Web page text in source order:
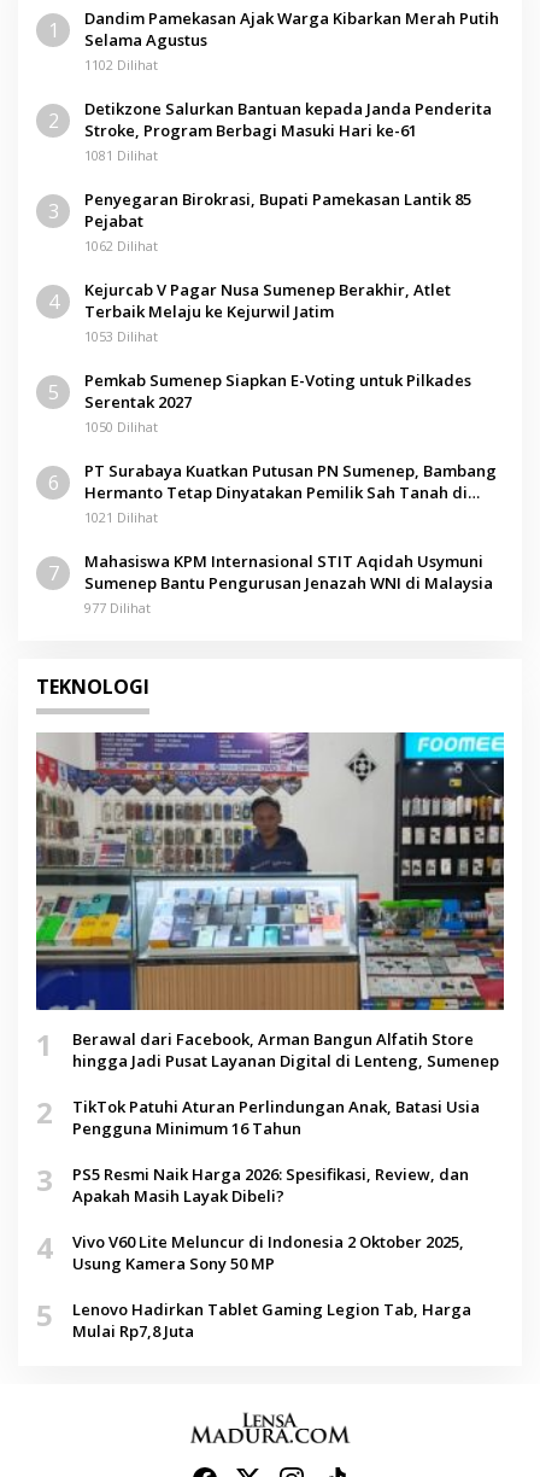
1
Dandim Pamekasan Ajak Warga Kibarkan Merah Putih
Selama Agustus
1102 Dilihat
2
Detikzone Salurkan Bantuan kepada Janda Penderita
Stroke, Program Berbagi Masuki Hari ke-61
1081 Dilihat
3
Penyegaran Birokrasi, Bupati Pamekasan Lantik 85
Pejabat
1062 Dilihat
4
Kejurcab V Pagar Nusa Sumenep Berakhir, Atlet
Terbaik Melaju ke Kejurwil Jatim
1053 Dilihat
5
Pemkab Sumenep Siapkan E-Voting untuk Pilkades
Serentak 2027
1050 Dilihat
6
PT Surabaya Kuatkan Putusan PN Sumenep, Bambang
Hermanto Tetap Dinyatakan Pemilik Sah Tanah di
Pamolokan
1021 Dilihat
7
Mahasiswa KPM Internasional STIT Aqidah Usymuni
Sumenep Bantu Pengurusan Jenazah WNI di Malaysia
977 Dilihat
TEKNOLOGI
1
Berawal dari Facebook, Arman Bangun Alfatih Store
hingga Jadi Pusat Layanan Digital di Lenteng, Sumenep
2
TikTok Patuhi Aturan Perlindungan Anak, Batasi Usia
Pengguna Minimum 16 Tahun
3
PS5 Resmi Naik Harga 2026: Spesifikasi, Review, dan
Apakah Masih Layak Dibeli?
4
Vivo V60 Lite Meluncur di Indonesia 2 Oktober 2025,
Usung Kamera Sony 50 MP
5
Lenovo Hadirkan Tablet Gaming Legion Tab, Harga
Mulai Rp7,8 Juta